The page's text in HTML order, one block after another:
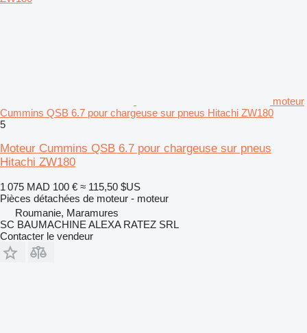
moteur
Cummins QSB 6.7 pour chargeuse sur pneus Hitachi ZW180
5
Moteur Cummins QSB 6.7 pour chargeuse sur pneus
Hitachi ZW180
1 075 MAD 100 € ≈ 115,50 $US
Pièces détachées de moteur - moteur
Roumanie, Maramures
SC BAUMACHINE ALEXA RATEZ SRL
Contacter le vendeur